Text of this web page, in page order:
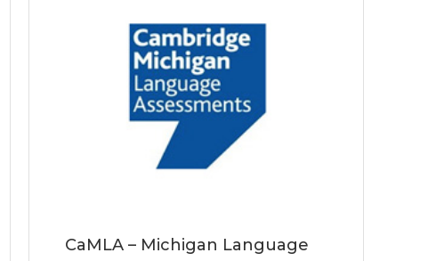
CaMLA – Michigan Language